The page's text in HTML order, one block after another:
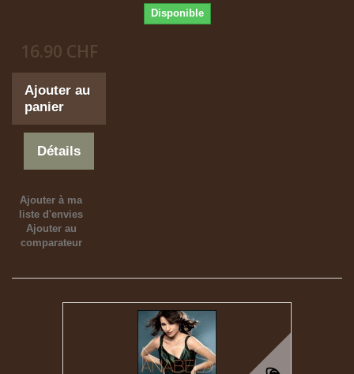
Disponible
16.90 CHF
Ajouter au
panier
Détails
Ajouter à ma
liste d'envies
Ajouter au
comparateur